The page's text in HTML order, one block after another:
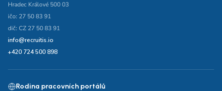
Hradec Králové 500 03
ičo: 27 50 83 91
dič: CZ 27 50 83 91
info@recruitis.io
+420 724 500 898
Rodina pracovních portálů